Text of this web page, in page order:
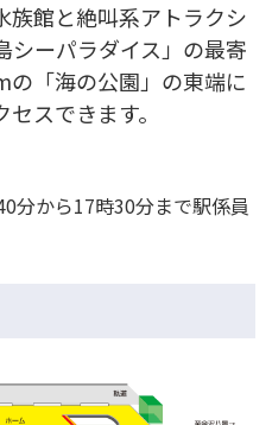
族館と絶叫系アトラクシ
シーパラダイス」の最寄
の「海の公園」の東端に
スできます。
分から17時30分まで駅係員